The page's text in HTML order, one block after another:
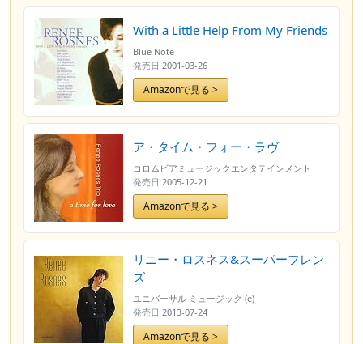
With a Little Help From My Friends
Blue Note
発売日 2001-03-26
Amazonで見る >
ア・タイム・フォー・ラヴ
コロムビアミュージックエンタテインメント
発売日 2005-12-21
Amazonで見る >
リニー・ロスネス&スーパーフレン
ズ
ユニバーサル ミュージック (e)
発売日 2013-07-24
Amazonで見る >